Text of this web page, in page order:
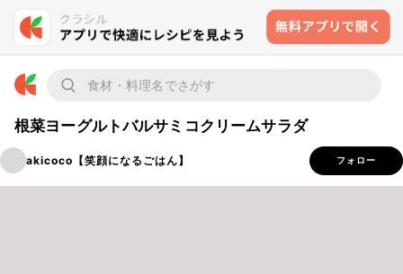
根菜ヨーグルトバルサミコクリームサラダ
akicoco【笑顔になるごはん】 フォロー